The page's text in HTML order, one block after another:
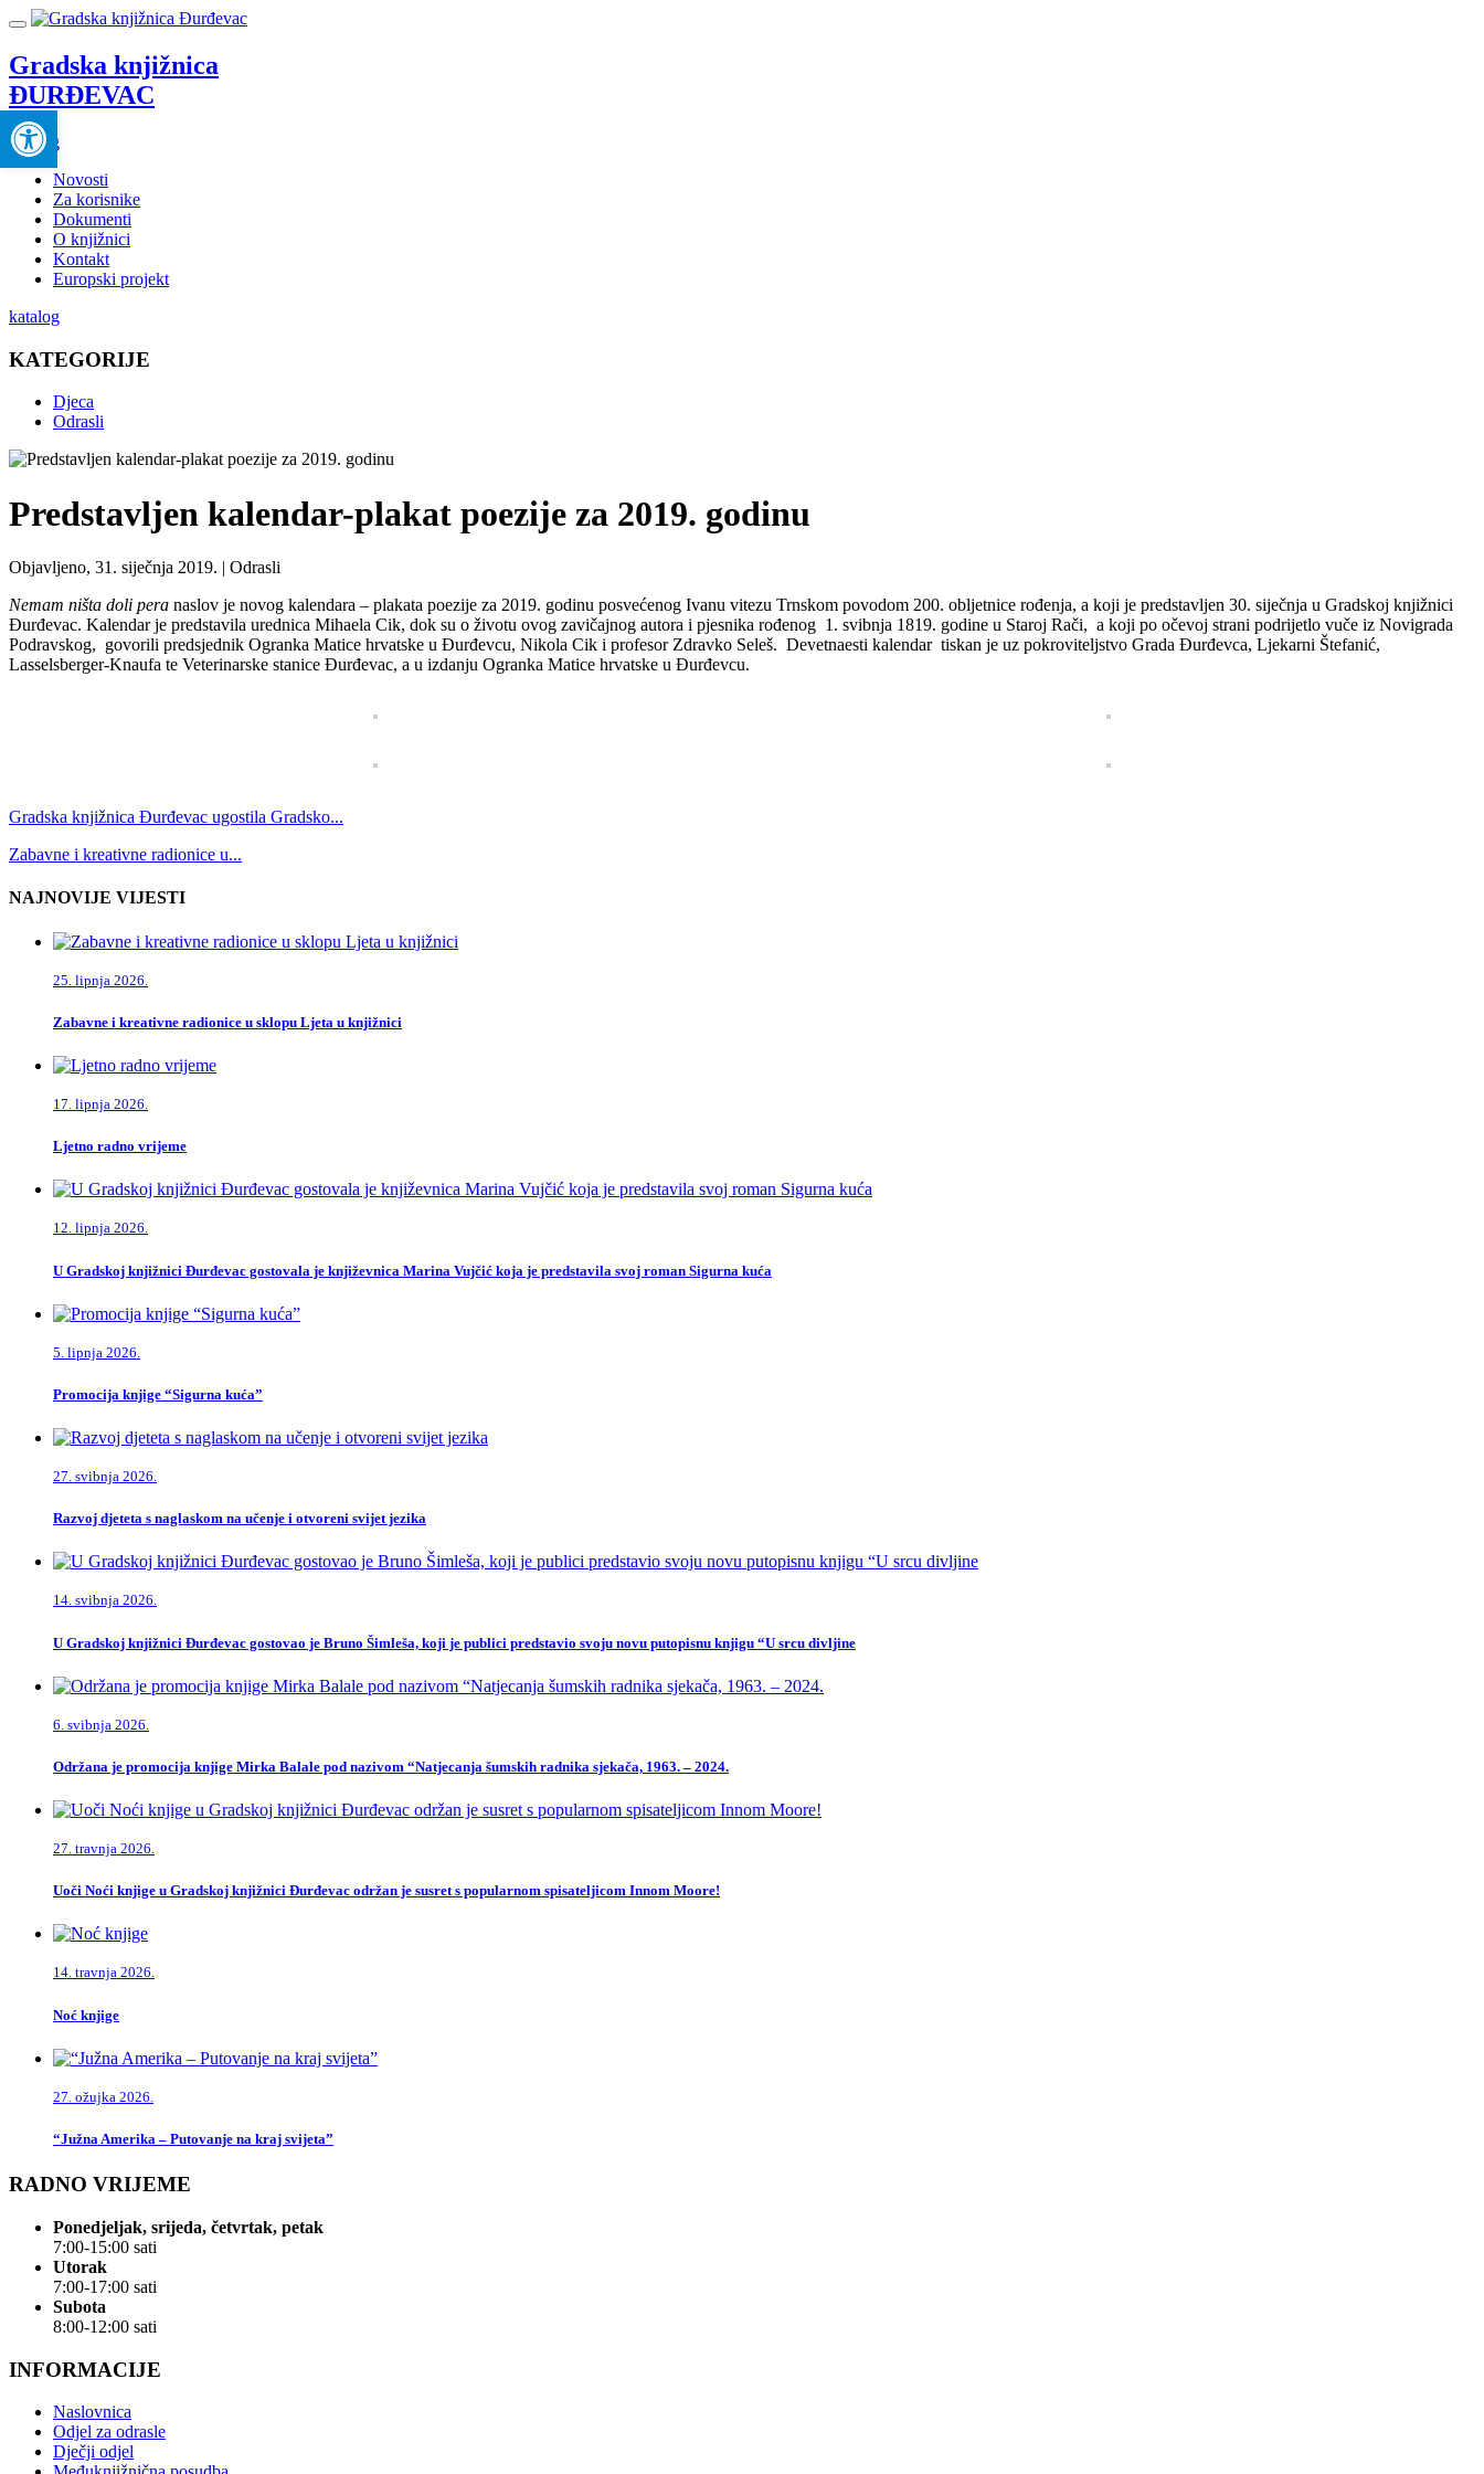
Gradska knjižnica
ĐURĐEVAC
katalog
Novosti
Za korisnike
Dokumenti
O knjižnici
Kontakt
Europski projekt
katalog
KATEGORIJE
Djeca
Odrasli
Predstavljen kalendar-plakat poezije za 2019. godinu
Objavljeno, 31. siječnja 2019. | Odrasli
Nemam ništa doli pera naslov je novog kalendara – plakata poezije za 2019. godinu posvećenog Ivanu vitezu Trnskom povodom 200. obljetnice rođenja, a koji je predstavljen 30. siječnja u Gradskoj knjižnici
Đurđevac. Kalendar je predstavila urednica Mihaela Cik, dok su o životu ovog zavičajnog autora i pjesnika rođenog 1. svibnja 1819. godine u Staroj Rači, a koji po očevoj strani podrijetlo vuče iz Novigrada
Podravskog, govorili predsjednik Ogranka Matice hrvatske u Đurđevcu, Nikola Cik i profesor Zdravko Seleš. Devetnaesti kalendar tiskan je uz pokroviteljstvo Grada Đurđevca, Ljekarni Štefanić,
Lasselsberger-Knaufa te Veterinarske stanice Đurđevac, a u izdanju Ogranka Matice hrvatske u Đurđevcu.
Gradska knjižnica Đurđevac ugostila Gradsko...
Zabavne i kreativne radionice u...
NAJNOVIJE VIJESTI
25. lipnja 2026.
Zabavne i kreativne radionice u sklopu Ljeta u knjižnici
17. lipnja 2026.
Ljetno radno vrijeme
12. lipnja 2026.
U Gradskoj knjižnici Đurđevac gostovala je književnica Marina Vujčić koja je predstavila svoj roman Sigurna kuća
5. lipnja 2026.
Promocija knjige “Sigurna kuća”
27. svibnja 2026.
Razvoj djeteta s naglaskom na učenje i otvoreni svijet jezika
14. svibnja 2026.
U Gradskoj knjižnici Đurđevac gostovao je Bruno Šimleša, koji je publici predstavio svoju novu putopisnu knjigu “U srcu divljine
6. svibnja 2026.
Održana je promocija knjige Mirka Balale pod nazivom “Natjecanja šumskih radnika sjekača, 1963. – 2024.
27. travnja 2026.
Uoči Noći knjige u Gradskoj knjižnici Đurđevac održan je susret s popularnom spisateljicom Innom Moore!
14. travnja 2026.
Noć knjige
27. ožujka 2026.
“Južna Amerika – Putovanje na kraj svijeta”
RADNO VRIJEME
Ponedjeljak, srijeda, četvrtak, petak
7:00-15:00 sati
Utorak
7:00-17:00 sati
Subota
8:00-12:00 sati
INFORMACIJE
Naslovnica
Odjel za odrasle
Dječji odjel
Open toolbar